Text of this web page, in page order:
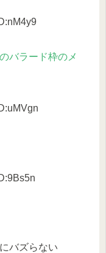
バラード枠のメ
バズらない